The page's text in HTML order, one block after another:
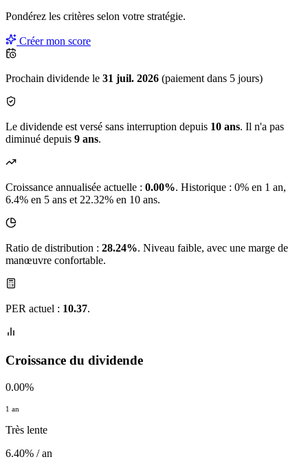
Pondérez les critères selon votre stratégie.
Créer mon score
Prochain dividende le 31 juil. 2026 (paiement dans 5 jours)
Le dividende est versé sans interruption depuis 10 ans. Il n'a pas
diminué depuis 9 ans.
Croissance annualisée actuelle : 0.00%. Historique : 0% en 1 an,
6.4% en 5 ans et 22.32% en 10 ans.
Ratio de distribution : 28.24%. Niveau faible, avec une marge de
manœuvre confortable.
PER actuel : 10.37.
Croissance du dividende
0.00%
1 an
Très lente
6.40% / an